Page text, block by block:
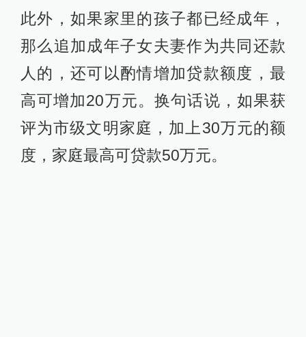
此外，如果家里的孩子都已经成年，
那么追加成年子女夫妻作为共同还款
人的，还可以酌情增加贷款额度，最
高可增加20万元。换句话说，如果获
评为市级文明家庭，加上30万元的额
度，家庭最高可贷款50万元。